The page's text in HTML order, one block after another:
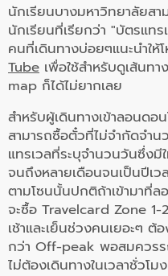
นักเรียนบางมหาวิทยาลัยสา
นักเรียนที่เรียกว่า "บัตรแท
คนที่เดินทางบ่อยๆแนะนำใ
Tube เพื่อใช้สำหรับดูเส้นทา
map ก็ได้ไม่ยากเลย
สำหรับผู้เดินทางเข้าลอนด
สามารถซื้อตั๋วที่ไม่จำกัดจำน
แทรเวลที่ระบุจำนวนวันซึ่งมี
จนถึงหลายเดือนจนเป็นปีเว
ตามโซนนั้นปกติถ้าเข้ามาที่
จะซื้อ Travelcard Zone
เช้าและเย็นช่วงคนเยอะๆ
กว่า Off-peak พอสมควรร
ไม่ต้องเดินทางในเวลาชั่วโม